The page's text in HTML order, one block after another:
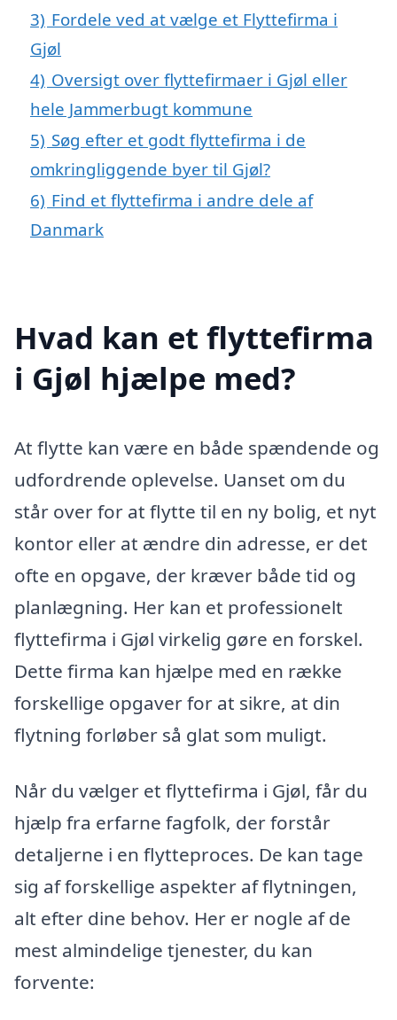
3) Fordele ved at vælge et Flyttefirma i
Gjøl
4) Oversigt over flyttefirmaer i Gjøl eller
hele Jammerbugt kommune
5) Søg efter et godt flyttefirma i de
omkringliggende byer til Gjøl?
6) Find et flyttefirma i andre dele af
Danmark
Hvad kan et flyttefirma
i Gjøl hjælpe med?
At flytte kan være en både spændende og
udfordrende oplevelse. Uanset om du
står over for at flytte til en ny bolig, et nyt
kontor eller at ændre din adresse, er det
ofte en opgave, der kræver både tid og
planlægning. Her kan et professionelt
flyttefirma i Gjøl virkelig gøre en forskel.
Dette firma kan hjælpe med en række
forskellige opgaver for at sikre, at din
flytning forløber så glat som muligt.
Når du vælger et flyttefirma i Gjøl, får du
hjælp fra erfarne fagfolk, der forstår
detaljerne i en flytteproces. De kan tage
sig af forskellige aspekter af flytningen,
alt efter dine behov. Her er nogle af de
mest almindelige tjenester, du kan
forvente: